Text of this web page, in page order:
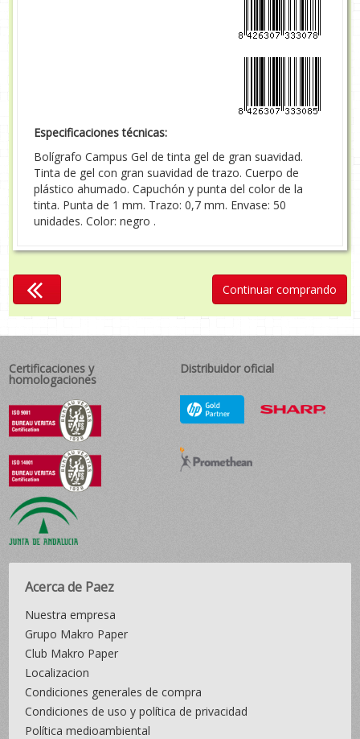
Especificaciones técnicas:
Bolígrafo Campus Gel de tinta gel de gran suavidad.
Tinta de gel con gran suavidad de trazo. Cuerpo de
plástico ahumado. Capuchón y punta del color de la
tinta. Punta de 1 mm. Trazo: 0,7 mm. Envase: 50
unidades. Color: negro .
Continuar comprando
Certificaciones y
homologaciones
Distribuidor oficial
Acerca de Paez
Nuestra empresa
Grupo Makro Paper
Club Makro Paper
Localizacion
Condiciones generales de compra
Condiciones de uso y política de privacidad
Política medioambiental